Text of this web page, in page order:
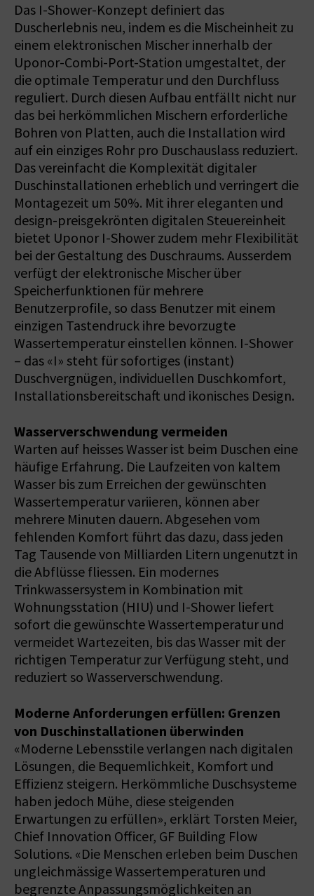
Das I-Shower-Konzept definiert das
Duscherlebnis neu, indem es die Mischeinheit zu
einem elektronischen Mischer innerhalb der
Uponor-Combi-Port-Station umgestaltet, der
die optimale Temperatur und den Durchfluss
reguliert. Durch diesen Aufbau entfällt nicht nur
das bei herkömmlichen Mischern erforderliche
Bohren von Platten, auch die Installation wird
auf ein einziges Rohr pro Duschauslass reduziert.
Das vereinfacht die Komplexität digitaler
Duschinstallationen erheblich und verringert die
Montagezeit um 50%. Mit ihrer eleganten und
design-preisgekrönten digitalen Steuereinheit
bietet Uponor I-Shower zudem mehr Flexibilität
bei der Gestaltung des Duschraums. Ausserdem
verfügt der elektronische Mischer über
Speicherfunktionen für mehrere
Benutzerprofile, so dass Benutzer mit einem
einzigen Tastendruck ihre bevorzugte
Wassertemperatur einstellen können. I-Shower
– das «I» steht für sofortiges (instant)
Duschvergnügen, individuellen Duschkomfort,
Installationsbereitschaft und ikonisches Design.
Wasserverschwendung vermeiden
Warten auf heisses Wasser ist beim Duschen eine
häufige Erfahrung. Die Laufzeiten von kaltem
Wasser bis zum Erreichen der gewünschten
Wassertemperatur variieren, können aber
mehrere Minuten dauern. Abgesehen vom
fehlenden Komfort führt das dazu, dass jeden
Tag Tausende von Milliarden Litern ungenutzt in
die Abflüsse fliessen. Ein modernes
Trinkwassersystem in Kombination mit
Wohnungsstation (HIU) und I-Shower liefert
sofort die gewünschte Wassertemperatur und
vermeidet Wartezeiten, bis das Wasser mit der
richtigen Temperatur zur Verfügung steht, und
reduziert so Wasserverschwendung.
Moderne Anforderungen erfüllen: Grenzen
von Duschinstallationen überwinden
«Moderne Lebensstile verlangen nach digitalen
Lösungen, die Bequemlichkeit, Komfort und
Effizienz steigern. Herkömmliche Duschsysteme
haben jedoch Mühe, diese steigenden
Erwartungen zu erfüllen», erklärt Torsten Meier,
Chief Innovation Officer, GF Building Flow
Solutions. «Die Menschen erleben beim Duschen
ungleichmässige Wassertemperaturen und
begrenzte Anpassungsmöglichkeiten an